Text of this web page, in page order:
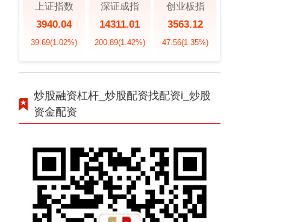
上证指数
3940.04
39.69(1.02%)
深证成指
14311.01
200.89(1.42%)
创业板指
3563.12
47.56(1.35%)
炒股融资杠杆_炒股配资找配资i_炒股
资金配资